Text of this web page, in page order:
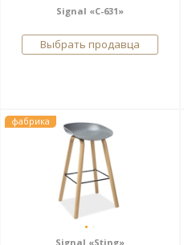
Signal «C-631»
Выбрать продавца
фабрика
Signal «Sting»